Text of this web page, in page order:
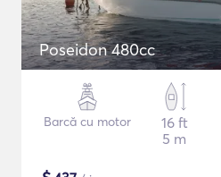
Poseidon 480cc
Barcă cu motor
16 ft
5 m